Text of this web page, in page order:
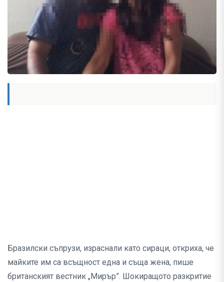
Бразилски съпрузи, израснали като сираци, откриха, че
майките им са всъщност една и съща жена, пише
британският вестник „Мирър”. Шокиращото разкритие